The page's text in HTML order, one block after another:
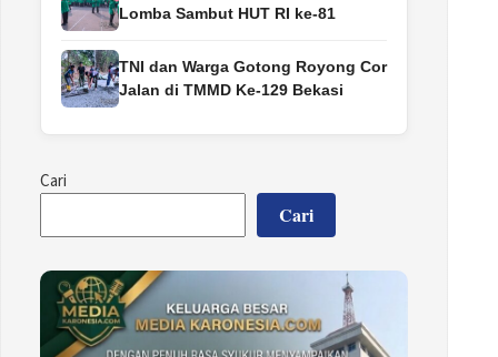
Lomba Sambut HUT RI ke-81
TNI dan Warga Gotong Royong Cor
Jalan di TMMD Ke-129 Bekasi
Cari
Cari